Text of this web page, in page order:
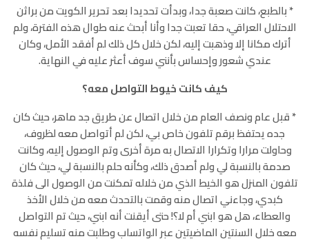
٭ بالطبع، كانت صعبة جدا، وبدأت تحديدا بعد تحرير الكويت من براثن
الاحتلال العراقي، حقا تعبت جدا وأنا أبحث عنه طوال هذه الفترة، ولم
أترك مكانا إلا وذهبت إليه، لكن خلال كل ذلك لم أفقد الأمل، وكان
عندي شعور وإحساس بأنني سوف أعثر عليه في النهاية.
كيف كانت خيوط التواصل معه؟
٭ قبل عام ونصف العام من خلال اتصال عن طريق جد ماهر، حيث كان
جده يحتفظ برقم تلفون خاص بي، لكن لم أتواصل معه لظروف،
وحاولت مرارا وتكرارا الاتصال به مرة أخرى وتم الوصول إليه، وكانت
صدمة بالنسبة لي ولم أصدق ذلك، وكأنه حلم بالنسبة لي، حيث كان
تلفون المنزل هو الخيط الذي من خلاله تمكنت من الوصول الى فلذة
كبدي، وجاءني اتصال منه وقمت بالتحدث معه من خلال الأخذ
والعطاء، هل هو ابني أم لا؟! حتى أيقنت أنه ابني، حيث تم التواصل
معه خلال السنتين الماضيتين عبر الواتساب وطلبت منه تسليم نفسه